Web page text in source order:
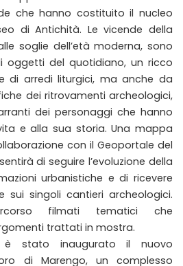
che hanno costituito il nucleo
di Antichità. Le vicende della
soglie dell’età moderna, sono
oggetti del quotidiano, un ricco
di arredi liturgici, ma anche da
dei ritrovamenti archeologici,
dei personaggi che hanno
e alla sua storia. Una mappa
con il Geoportale del
di seguire l’evoluzione della
urbanistiche e di ricevere
sui singoli cantieri archeologici.
filmati tematici che
trattati in mostra.
è stato inaugurato il nuovo
di Marengo, un complesso